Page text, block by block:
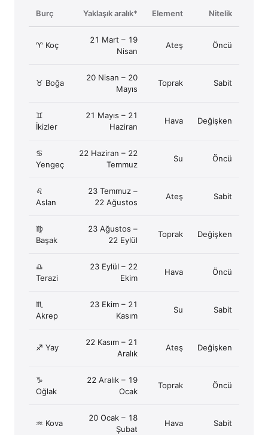
Burç Yaklaşık aralık* Element Nitelik
♈ Koç
21 Mart – 19
Nisan
Ateş Öncü
♉ Boğa
20 Nisan – 20
Mayıs
Toprak Sabit
♊
İkizler
21 Mayıs – 21
Haziran
Hava Değişken
♋
Yengeç
22 Haziran – 22
Temmuz
Su Öncü
♌
Aslan
23 Temmuz –
22 Ağustos
Ateş Sabit
♍
Başak
23 Ağustos –
22 Eylül
Toprak Değişken
♎
Terazi
23 Eylül – 22
Ekim
Hava Öncü
♏
Akrep
23 Ekim – 21
Kasım
Su Sabit
♐ Yay
22 Kasım – 21
Aralık
Ateş Değişken
♑
Oğlak
22 Aralık – 19
Ocak
Toprak Öncü
♒ Kova
20 Ocak – 18
Şubat
Hava Sabit